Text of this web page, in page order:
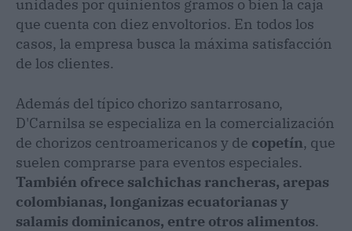
unidades por quinientos gramos o bien la caja
que cuenta con diez envoltorios. En todos los
casos, la empresa busca la máxima satisfacción
de los clientes.
Además del típico chorizo santarrosano,
D'Carnilsa se especializa en la comercialización
de chorizos centroamericanos y de copetín, que
suelen comprarse para eventos especiales.
También ofrece salchichas rancheras, arepas
colombianas, longanizas ecuatorianas y
salamis dominicanos, entre otros alimentos.